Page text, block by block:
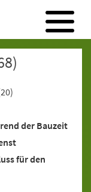
der Bauzeit
für den